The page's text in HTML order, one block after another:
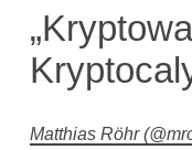
Matthias Röhr